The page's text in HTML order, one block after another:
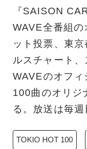
『SAISON
WAVE全番組の
ット投票、東
ルスチャート
WAVEのオフィ
100曲のオリジ
る。放送は毎週
TOKIO HOT 100